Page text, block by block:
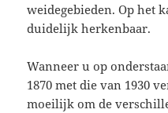
weidegebieden. Op het
duidelijk herkenbaar.
Wanneer u op
1870 met die van 1930
moeilijk om de